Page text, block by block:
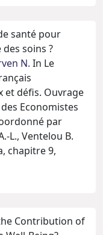
santé pour
soins ?
N. In Le
et défis. Ouvrage
Economistes
par
L., Ventelou B.
chapitre 9,
Contribution of